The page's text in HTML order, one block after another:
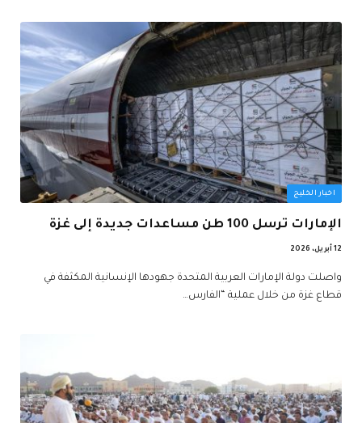
اخبار الخليج
الإمارات ترسل 100 طن مساعدات جديدة إلى غزة
12 أبريل، 2026
واصلت دولة الإمارات العربية المتحدة جهودها الإنسانية المكثفة في
قطاع غزة من خلال عملية “الفارس…